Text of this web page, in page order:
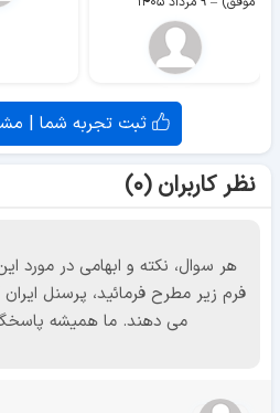
ثبت تجربه شما |
نظر کاربران (۰)
هر سوال، نکته و ابهامی در مورد
فرم زیر مطرح فرمائید، پرسنل
می دهند. ما همیشه